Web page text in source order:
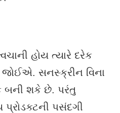
હોય ત્યારે દરેક
જોઈએ. સનસ્ક્રીન વિના
બની શકે છે. પરંતુ
પસંદગી